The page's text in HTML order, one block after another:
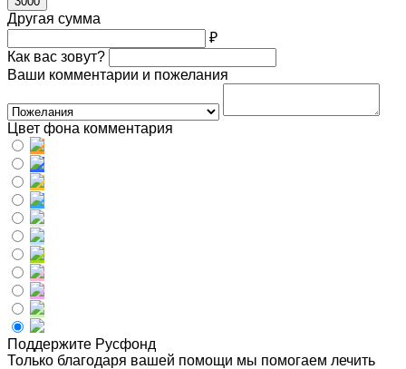
Другая сумма
₽
Как вас зовут?
Ваши комментарии и пожелания
Цвет фона комментария
Поддержите Русфонд
Только благодаря вашей помощи мы помогаем лечить